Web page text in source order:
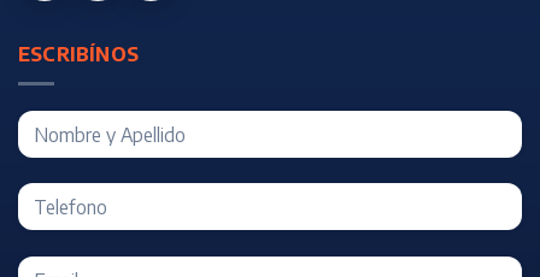
ESCRIBÍNOS